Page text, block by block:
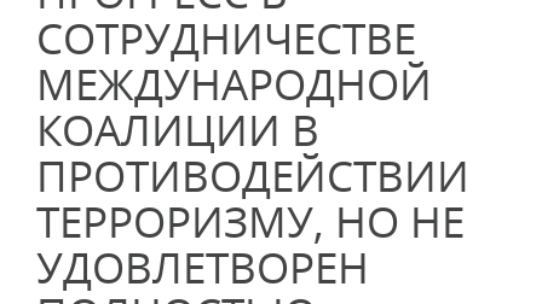
СОТРУДНИЧЕСТВЕ
МЕЖДУНАРОДНОЙ
КОАЛИЦИИ В
ПРОТИВОДЕЙСТВИИ
ТЕРРОРИЗМУ, НО НЕ
УДОВЛЕТВОРЕН